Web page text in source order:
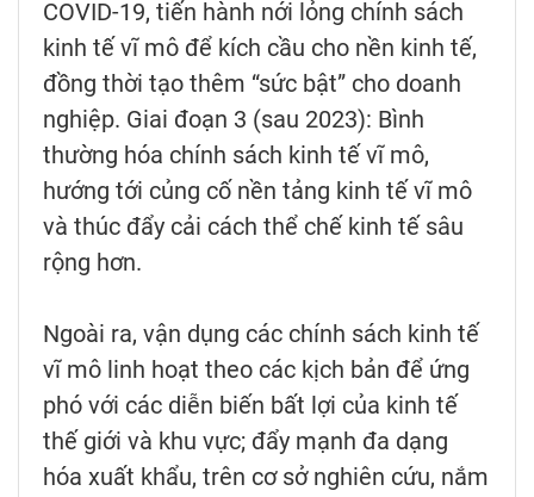
COVID-19, tiến hành nới lỏng chính sách
kinh tế vĩ mô để kích cầu cho nền kinh tế,
đồng thời tạo thêm “sức bật” cho doanh
nghiệp. Giai đoạn 3 (sau 2023): Bình
thường hóa chính sách kinh tế vĩ mô,
hướng tới củng cố nền tảng kinh tế vĩ mô
và thúc đẩy cải cách thể chế kinh tế sâu
rộng hơn.
Ngoài ra, vận dụng các chính sách kinh tế
vĩ mô linh hoạt theo các kịch bản để ứng
phó với các diễn biến bất lợi của kinh tế
thế giới và khu vực; đẩy mạnh đa dạng
hóa xuất khẩu, trên cơ sở nghiên cứu, nắm